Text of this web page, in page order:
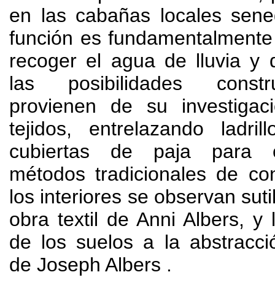
en las cabañas locales
función es
recoger el agua de lluvia y
las posibilidades
provienen de su
tejidos, entrelazando
cubiertas de paja para
métodos tradicionales de
los interiores se observan
obra textil de Anni Albers, y
de los suelos a la
de Joseph Albers .